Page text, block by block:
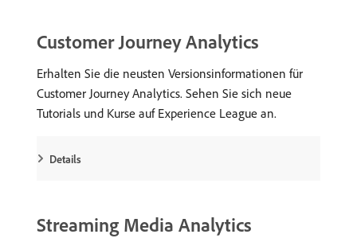
Customer Journey Analytics
Erhalten Sie die neusten Versionsinformationen für
Customer Journey Analytics. Sehen Sie sich neue
Tutorials und Kurse auf Experience League an.
Details
Streaming Media Analytics